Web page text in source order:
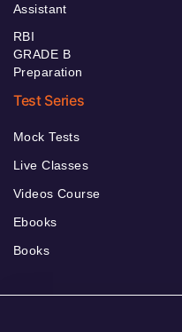
Assistant
RBI
GRADE B
Preparation
Test Series
Mock Tests
Live Classes
Videos Course
Ebooks
Books